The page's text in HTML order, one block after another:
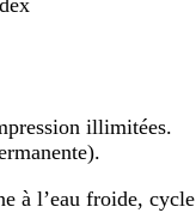
illimitées.
à l’eau froide, cycle